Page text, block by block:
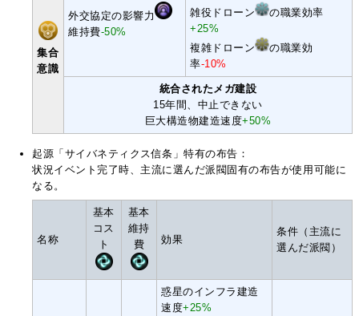
集合
意識
外交協定の影響力
維持費-50%
雑役ドローン
の職業効率
+25%
複雑ドローン
の職業効
率-10%
統合されたメガ建設
15年間、中止できない
巨大構造物建造速度+50%
起源「サイバネティクス信条」特有の布告：
状況イベント完了時、主流に選んだ派閥固有の布告が使用可能に
なる。
名称
基本
コス
ト
基本
維持
費
効果
条件（主流に
選んだ派閥）
惑星のインフラ建造
速度+25%